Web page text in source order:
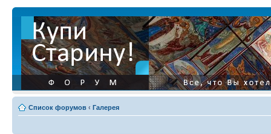
Список форумов ‹ Галерея